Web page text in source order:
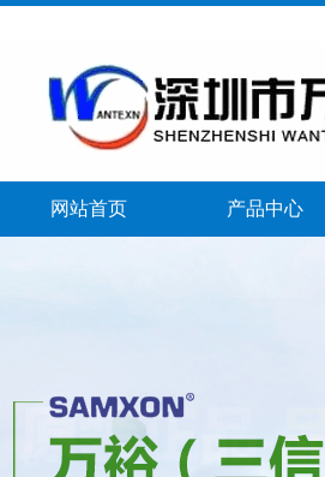
网站首页 产品中心